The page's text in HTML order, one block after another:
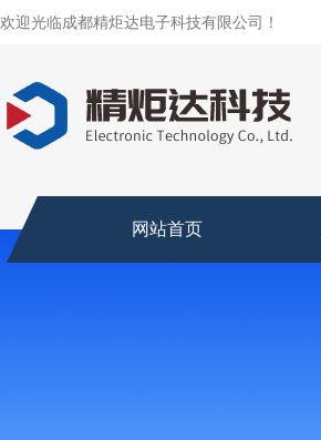
欢迎光临成都精炬达电子科技有限公司！
网站首页